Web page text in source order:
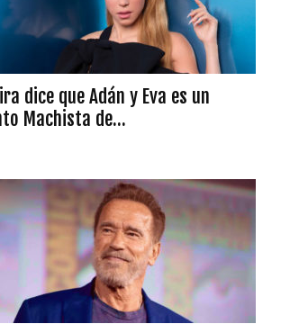
dice que Adán y Eva es un
Machista de...